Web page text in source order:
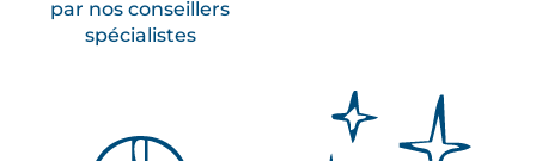
par nos conseillers
spécialistes